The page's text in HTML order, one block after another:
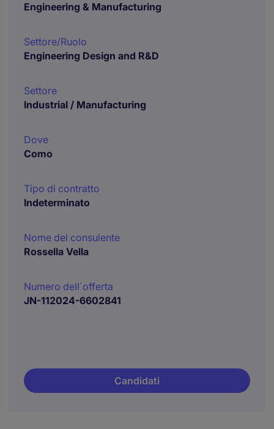
Engineering & Manufacturing
Settore/Ruolo
Engineering Design and R&D
Settore
Industrial / Manufacturing
Dove
Como
Tipo di contratto
Indeterminato
Nome del consulente
Rossella Vella
Numero dell´offerta
JN-112024-6602841
Candidati